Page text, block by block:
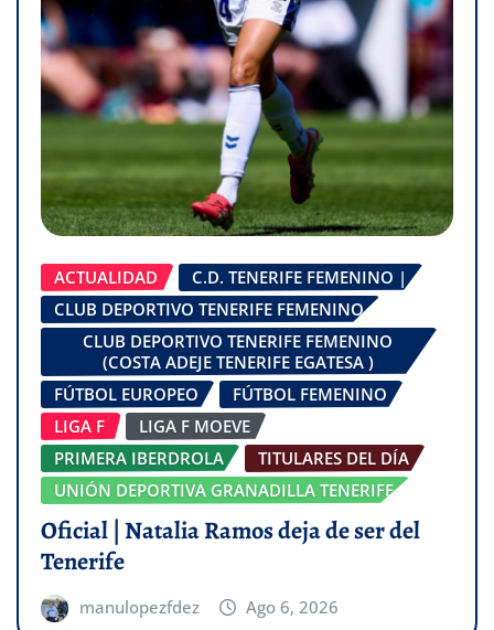
ACTUALIDAD
C.D. TENERIFE FEMENINO |
CLUB DEPORTIVO TENERIFE FEMENINO
CLUB DEPORTIVO TENERIFE FEMENINO
(COSTA ADEJE TENERIFE EGATESA )
FÚTBOL EUROPEO
FÚTBOL FEMENINO
LIGA F
LIGA F MOEVE
PRIMERA IBERDROLA
TITULARES DEL DÍA
UNIÓN DEPORTIVA GRANADILLA TENERIFE
Oficial | Natalia Ramos deja de ser del
Tenerife
manulopezfdez Ago 6, 2026